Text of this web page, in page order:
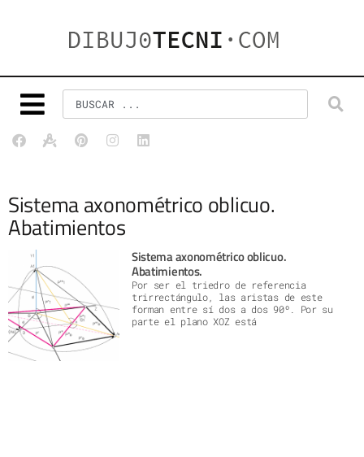
Sistema axonométrico oblicuo.
Abatimientos
Sistema axonométrico oblicuo.
Abatimientos.
Por ser el triedro de referencia
trirrectángulo, las aristas de este
forman entre sí dos a dos 90º. Por su
parte el plano XOZ está